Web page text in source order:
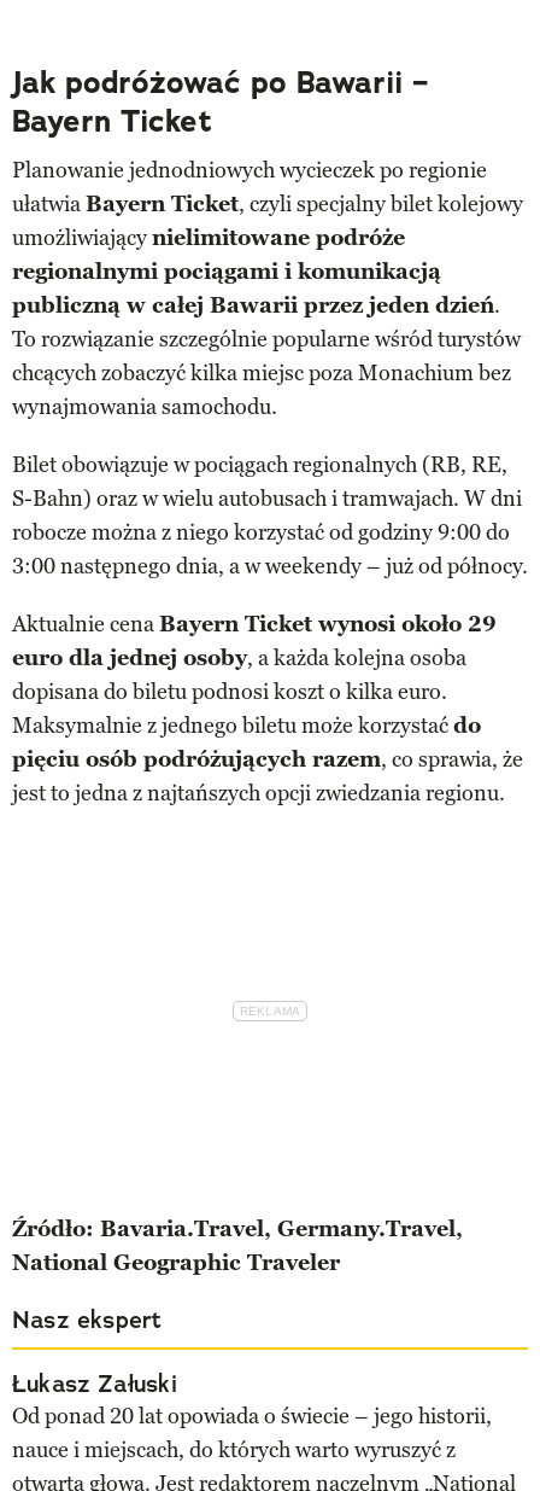
Jak podróżować po Bawarii –
Bayern Ticket
Planowanie jednodniowych wycieczek po regionie
ułatwiaBayern Ticket, czyli specjalny bilet kolejowy
umożliwiającynielimitowane podróże
regionalnymi pociągami i komunikacją
publiczną w całej Bawarii przez jeden dzień.
To rozwiązanie szczególnie popularne wśród turystów
chcących zobaczyć kilka miejsc poza Monachium bez
wynajmowania samochodu.
Bilet obowiązuje w pociągach regionalnych (RB, RE,
S-Bahn) oraz w wielu autobusach i tramwajach. W dni
robocze można z niego korzystać od godziny 9:00 do
3:00 następnego dnia, a w weekendy – już od północy.
Aktualnie cenaBayern Ticket wynosi około 29
euro dla jednej osoby, a każda kolejna osoba
dopisana do biletu podnosi koszt o kilka euro.
Maksymalnie z jednego biletu może korzystaćdo
pięciu osób podróżujących razem, co sprawia, że
jest to jedna z najtańszych opcji zwiedzania regionu.
Źródło: Bavaria.Travel, Germany.Travel,
National Geographic Traveler
Nasz ekspert
Łukasz Załuski
Od ponad 20 lat opowiada o świecie – jego historii,
nauce i miejscach, do których warto wyruszyć z
otwartą głową. Jest redaktorem naczelnym „National